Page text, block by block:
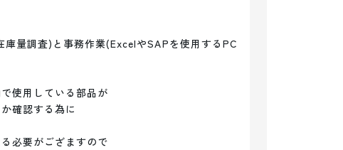
量調査)と事務作業(ExcelやSAPを使用するPC
使用している部品が
確認する為に
必要がござますので